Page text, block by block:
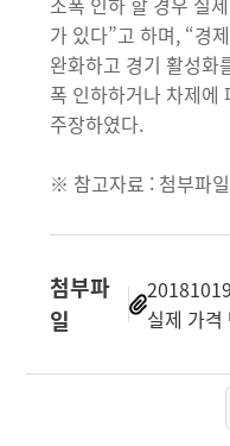
가 있다”고 하며, “경
완화하고 경기 활성화
폭 인하하거나 차제에
주장하였다.
※ 참고자료 : 첨부파
첨부파
일
실제 가